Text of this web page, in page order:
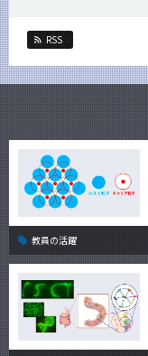
RSS
教員の活躍